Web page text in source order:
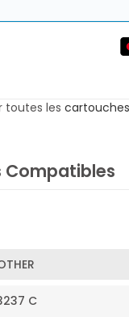
toutes les
Compatibles
C